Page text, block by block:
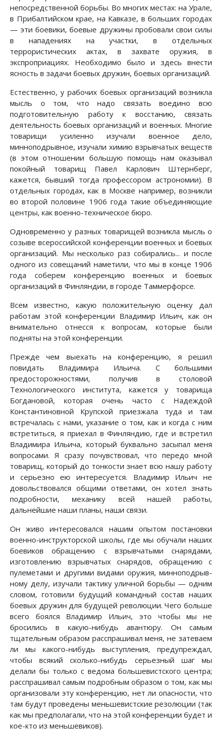
непосредственной борьбы. Во многих местах: на Урале,
в Прибалтийском крае, на Кавказе, в больших городах
— эти боевики, боевые дружины пробовали свои силы
в нападениях на участки, в отдельных
террористических актах, в захвате оружия, в
экспроприациях. Необходимо было и здесь внести
ясность в задачи боевых дружин, боевых организаций.
Естественно, у рабочих боевых организаций возникла
мысль о том, что надо связать воедино всю
подготовительную работу к восстанию, связать
деятельность боевых организаций и военных. Многие
товарищи усиленно изучали военное дело,
минноподрывное, изучали химию взрывчатых веществ
(в этом отношении большую помощь нам оказывал
покойный товарищ Павел Карлович Штернберг,
кажется, бывший тогда профессором астрономии). В
отдельных городах, как в Москве например, возникли
во второй половине 1906 года такие объединяющие
центры, как военно-техническое бюро.
Одновременно у разных товарищей возникла мысль о
созыве всероссийской конференции военных и боевых
организаций. Мы несколько раз собирались... и после
одного из совещаний наметили, что мы в конце 1906
года соберем конференцию военных и боевых
организаций в Финляндии, в городе Таммерфорсе.
Всем известно, какую положительную оценку дал
работам этой конференции Владимир Ильич, как он
внимательно отнесся к вопросам, которые были
подняты на этой конференции.
Прежде чем выехать на конференцию, я решил
повидать Владимира Ильича. С большими
предосторожностями, получив в столовой
Технологического института, кажется у товарища
Богдановой, которая очень часто с Надеждой
Константиновной Крупской приезжала туда и там
встречалась с нами, указание о том, как и когда с ним
встретиться, я приехал в Финляндию, где и встретил
Владимира Ильича, который буквально засыпал меня
вопросами. Я сразу почувствовал, что передо мной
товарищ, который до тонкости знает всю нашу работу
и серьезно ею интересуется. Владимир Ильич не
довольствовался общими ответами, он хотел знать
подробности, механику всей нашей работы,
дальнейшие наши планы, наши связи.
Он живо интересовался нашим опытом постановки
военно-инструкторской школы, где мы обучали наших
боевиков обращению с взрывчатыми снарядами,
изготовлению взрывчатых снарядов, обращению с
пулеметами и другими видами оружия, минноподрыв-
ному делу, изучали тактику уличной борьбы — одним
словом, готовили будущий командный состав наших
боевых дружин для будущей революции. Чего больше
всего боялся Владимир Ильич, это чтобы мы не
бросились в какую-нибудь авантюру. Он самым
тщательным образом расспрашивал меня, не затеваем
ли мы какого-нибудь выступления, предупреждал,
чтобы всякий сколько-нибудь серьезный шаг мы
делали бы только с ведома большевистского центра;
расспрашивал самым подробным образом о том, как мы
организовали эту конференцию, нет ли опасности, что
там будут проведены меньшевистские резолюции (так
как мы предполагали, что на этой конференции будет и
кое-кто из меньшевиков).